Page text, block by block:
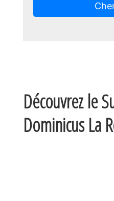
Découvrez le
Dominicus La